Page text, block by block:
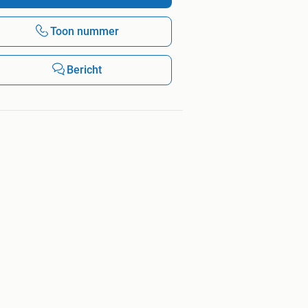
Toon nummer
Bericht